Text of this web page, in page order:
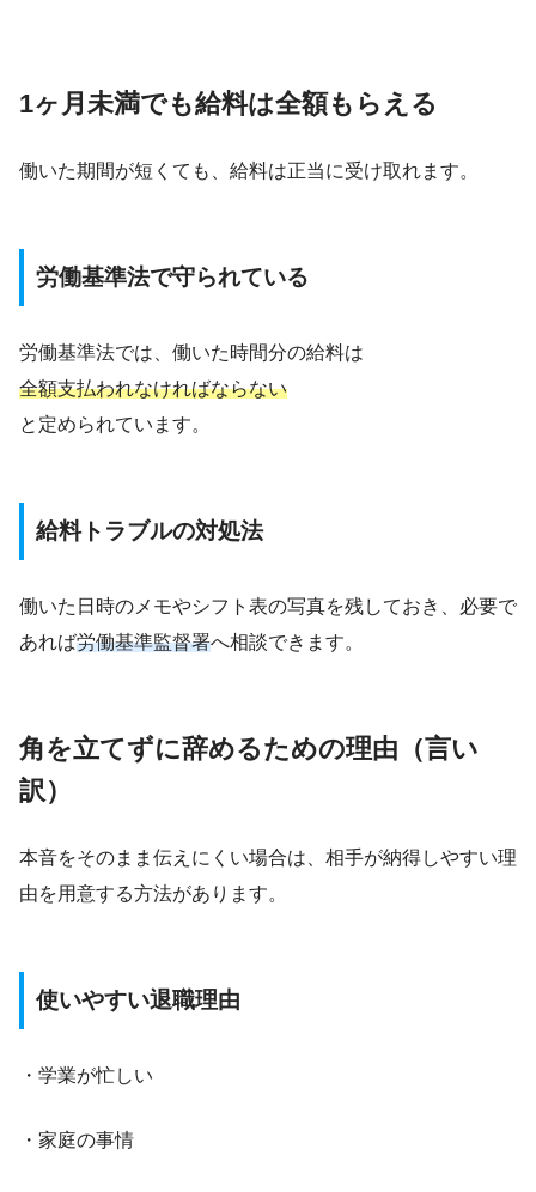
1ヶ月未満でも給料は全額もらえる
働いた期間が短くても、給料は正当に受け取れます。
労働基準法で守られている
労働基準法では、働いた時間分の給料は
全額支払われなければならない
と定められています。
給料トラブルの対処法
働いた日時のメモやシフト表の写真を残しておき、必要で
あれば労働基準監督署へ相談できます。
角を立てずに辞めるための理由（言い
訳）
本音をそのまま伝えにくい場合は、相手が納得しやすい理
由を用意する方法があります。
使いやすい退職理由
・学業が忙しい
・家庭の事情